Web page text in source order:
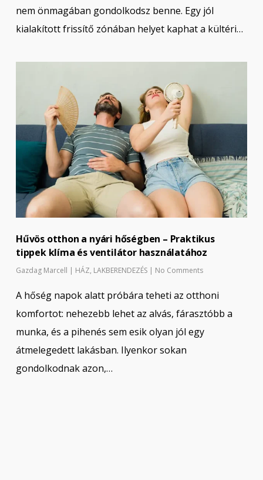
nem önmagában gondolkodsz benne. Egy jól
kialakított frissítő zónában helyet kaphat a kültéri…
Hűvös otthon a nyári hőségben – Praktikus
tippek klíma és ventilátor használatához
Gazdag Marcell | HÁZ, LAKBERENDEZÉS | No Comments
A hőség napok alatt próbára teheti az otthoni
komfortot: nehezebb lehet az alvás, fárasztóbb a
munka, és a pihenés sem esik olyan jól egy
átmelegedett lakásban. Ilyenkor sokan
gondolkodnak azon,…